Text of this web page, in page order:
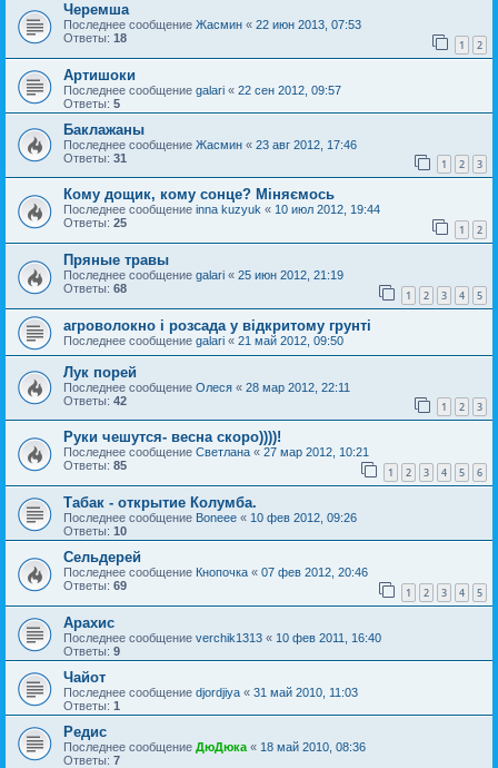
Черемша
Последнее сообщение Жасмин « 22 июн 2013, 07:53
Ответы: 18 1 2
Артишоки
Последнее сообщение galari « 22 сен 2012, 09:57
Ответы: 5
Баклажаны
Последнее сообщение Жасмин « 23 авг 2012, 17:46
Ответы: 31 1 2 3
Кому дощик, кому сонце? Міняємось
Последнее сообщение inna kuzyuk « 10 июл 2012, 19:44
Ответы: 25 1 2
Пряные травы
Последнее сообщение galari « 25 июн 2012, 21:19
Ответы: 68 1 2 3 4 5
агроволокно і розсада у відкритому грунті
Последнее сообщение galari « 21 май 2012, 09:50
Лук порей
Последнее сообщение Олеся « 28 мар 2012, 22:11
Ответы: 42 1 2 3
Руки чешутся- весна скоро))))!
Последнее сообщение Светлана « 27 мар 2012, 10:21
Ответы: 85 1 2 3 4 5 6
Табак - открытие Колумба.
Последнее сообщение Boneee « 10 фев 2012, 09:26
Ответы: 10
Сельдерей
Последнее сообщение Кнопочка « 07 фев 2012, 20:46
Ответы: 69 1 2 3 4 5
Арахис
Последнее сообщение verchik1313 « 10 фев 2011, 16:40
Ответы: 9
Чайот
Последнее сообщение djordjiya « 31 май 2010, 11:03
Ответы: 1
Редис
Последнее сообщение ДюДюка « 18 май 2010, 08:36
Ответы: 7